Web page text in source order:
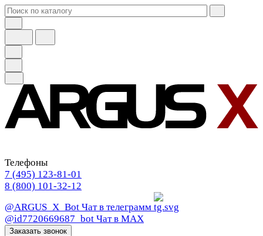
Телефоны
7 (495) 123-81-01
8 (800) 101-32-12
@ARGUS_X_Bot Чат в телеграмм
@id7720669687_bot Чат в МАХ
Заказать звонок